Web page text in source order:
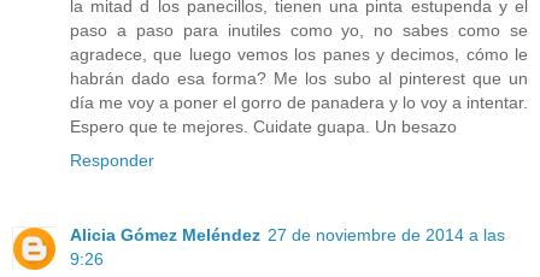
la mitad d los panecillos, tienen una pinta estupenda y el
paso a paso para inutiles como yo, no sabes como se
agradece, que luego vemos los panes y decimos, cómo le
habrán dado esa forma? Me los subo al pinterest que un
día me voy a poner el gorro de panadera y lo voy a intentar.
Espero que te mejores. Cuidate guapa. Un besazo
Responder
Alicia Gómez Meléndez 27 de noviembre de 2014 a las
9:26